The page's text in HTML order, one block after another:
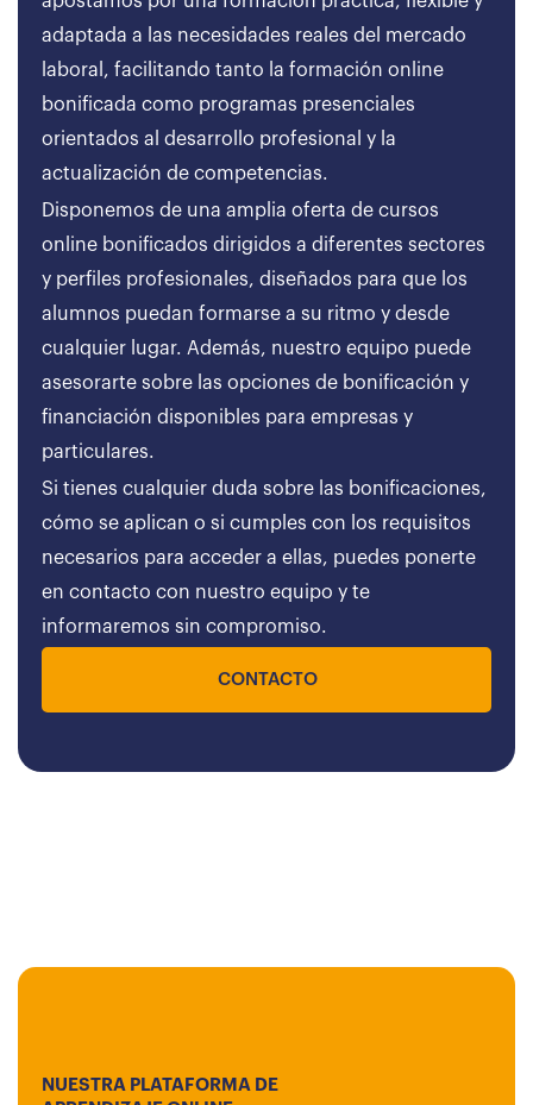
adaptada a las necesidades reales del mercado
laboral, facilitando tanto la formación online
bonificada como programas presenciales
orientados al desarrollo profesional y la
actualización de competencias.
Disponemos de una amplia oferta de cursos
online bonificados dirigidos a diferentes sectores
y perfiles profesionales, diseñados para que los
alumnos puedan formarse a su ritmo y desde
cualquier lugar. Además, nuestro equipo puede
asesorarte sobre las opciones de bonificación y
financiación disponibles para empresas y
particulares.
Si tienes cualquier duda sobre las bonificaciones,
cómo se aplican o si cumples con los requisitos
necesarios para acceder a ellas, puedes ponerte
en contacto con nuestro equipo y te
informaremos sin compromiso.
CONTACTO
NUESTRA PLATAFORMA DE